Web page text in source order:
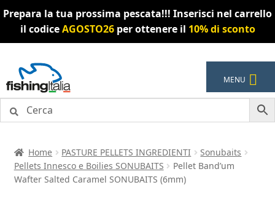
Prepara la tua prossima pescata!!! Inserisci nel carrello
il codiceAGOSTO26per ottenere il 10% di sconto
alla
navigazione
al
contenuto
MENU
Home PASTURE PELLETS INGREDIENTI
Sonubaits
Pellets Innesco e Boilies SONUBAITS
Pellet Band’um
Wafter Salted Caramel SONUBAITS (6mm)